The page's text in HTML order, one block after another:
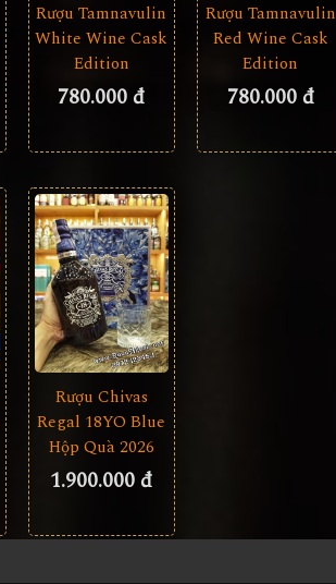
Rượu Tamnavulin
White Wine Cask
Edition
780.000 đ
Rượu Tamnavulin
Red Wine Cask
Edition
780.000 đ
Rượu Chivas
Regal 18YO Blue
Hộp Quà 2026
1.900.000 đ